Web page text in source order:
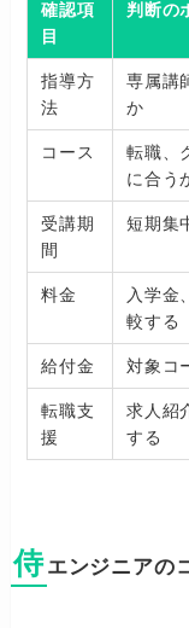
確認項
目
判断の
指導方
法
専属講
か
コース
転職、
に合う
受講期
間
短期集
料金
入学金
較する
給付金 対象コ
転職支
援
求人紹
する
侍エンジニアの